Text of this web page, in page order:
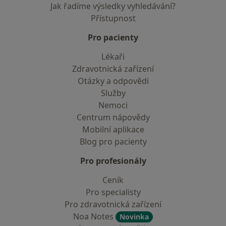
Jak řadíme výsledky vyhledávání?
Přístupnost
Pro pacienty
Lékaři
Zdravotnická zařízení
Otázky a odpovědi
Služby
Nemoci
Centrum nápovědy
Mobilní aplikace
Blog pro pacienty
Pro profesionály
Ceník
Pro specialisty
Pro zdravotnická zařízení
Noa Notes
Novinka